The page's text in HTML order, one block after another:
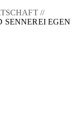
//
SENNEREI EGEN